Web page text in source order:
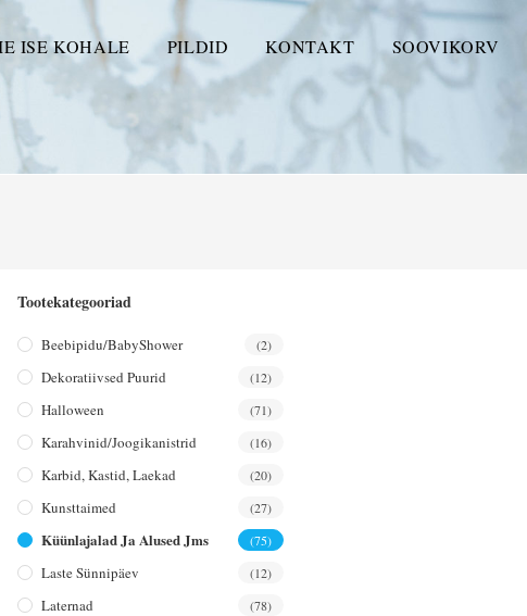
ISE KOHALE PILDID KONTAKT SOOVIKORV
Tootekategooriad
Beebipidu/BabyShower (2)
Dekoratiivsed Puurid (12)
Halloween (71)
Karahvinid/joogikanistrid (16)
Karbid, Kastid, Laekad (20)
Kunsttaimed (27)
Küünlajalad Ja Alused Jms (75)
Laste Sünnipäev (12)
Laternad (78)